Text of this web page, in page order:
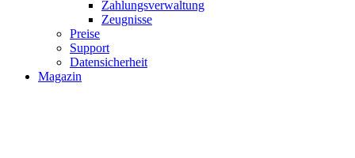
Zahlungsverwaltung
Zeugnisse
Preise
Support
Datensicherheit
Magazin